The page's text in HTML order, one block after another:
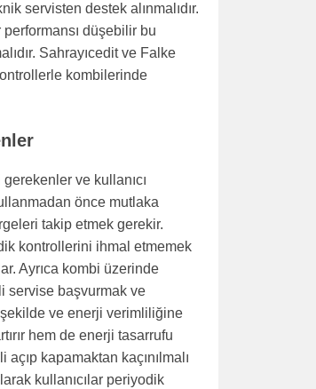
servisten destek alınmalıdır.
düşebilir bu
Sahrayıcedit ve Falke
kombilerinde
ve kullanıcı
önce mutlaka
takip etmek gerekir.
kontrollerini ihmal etmemek
Ayrıca kombi üzerinde
servise başvurmak ve
ve enerji verimliliğine
hem de enerji tasarrufu
kapamaktan kaçınılmalı
kullanıcılar periyodik